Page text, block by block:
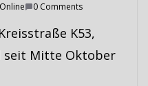
0 Comments
K53,
seit Mitte Oktober